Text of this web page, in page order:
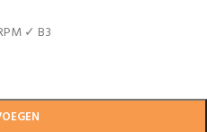
✓ B3